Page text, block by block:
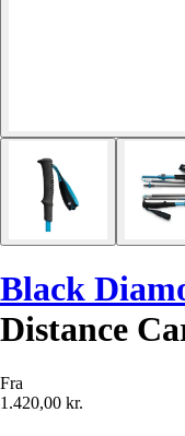
Black
Distance
Fra
1.420,00 kr.